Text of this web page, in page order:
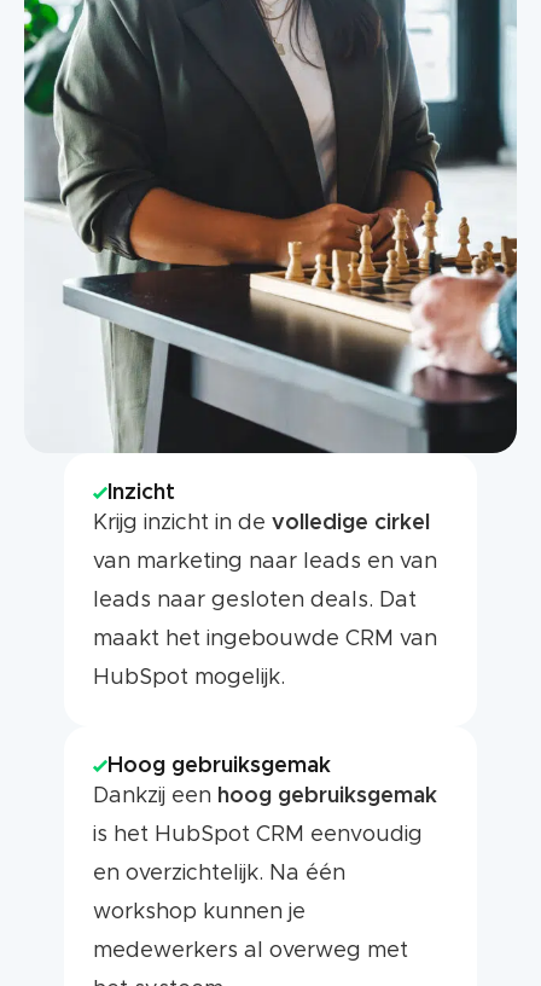
Inzicht
Krijg inzicht in de volledige cirkel
van marketing naar leads en van
leads naar gesloten deals. Dat
maakt het ingebouwde CRM van
HubSpot mogelijk.
Hoog gebruiksgemak
Dankzij een hoog gebruiksgemak
is het HubSpot CRM eenvoudig
en overzichtelijk. Na één
workshop kunnen je
medewerkers al overweg met